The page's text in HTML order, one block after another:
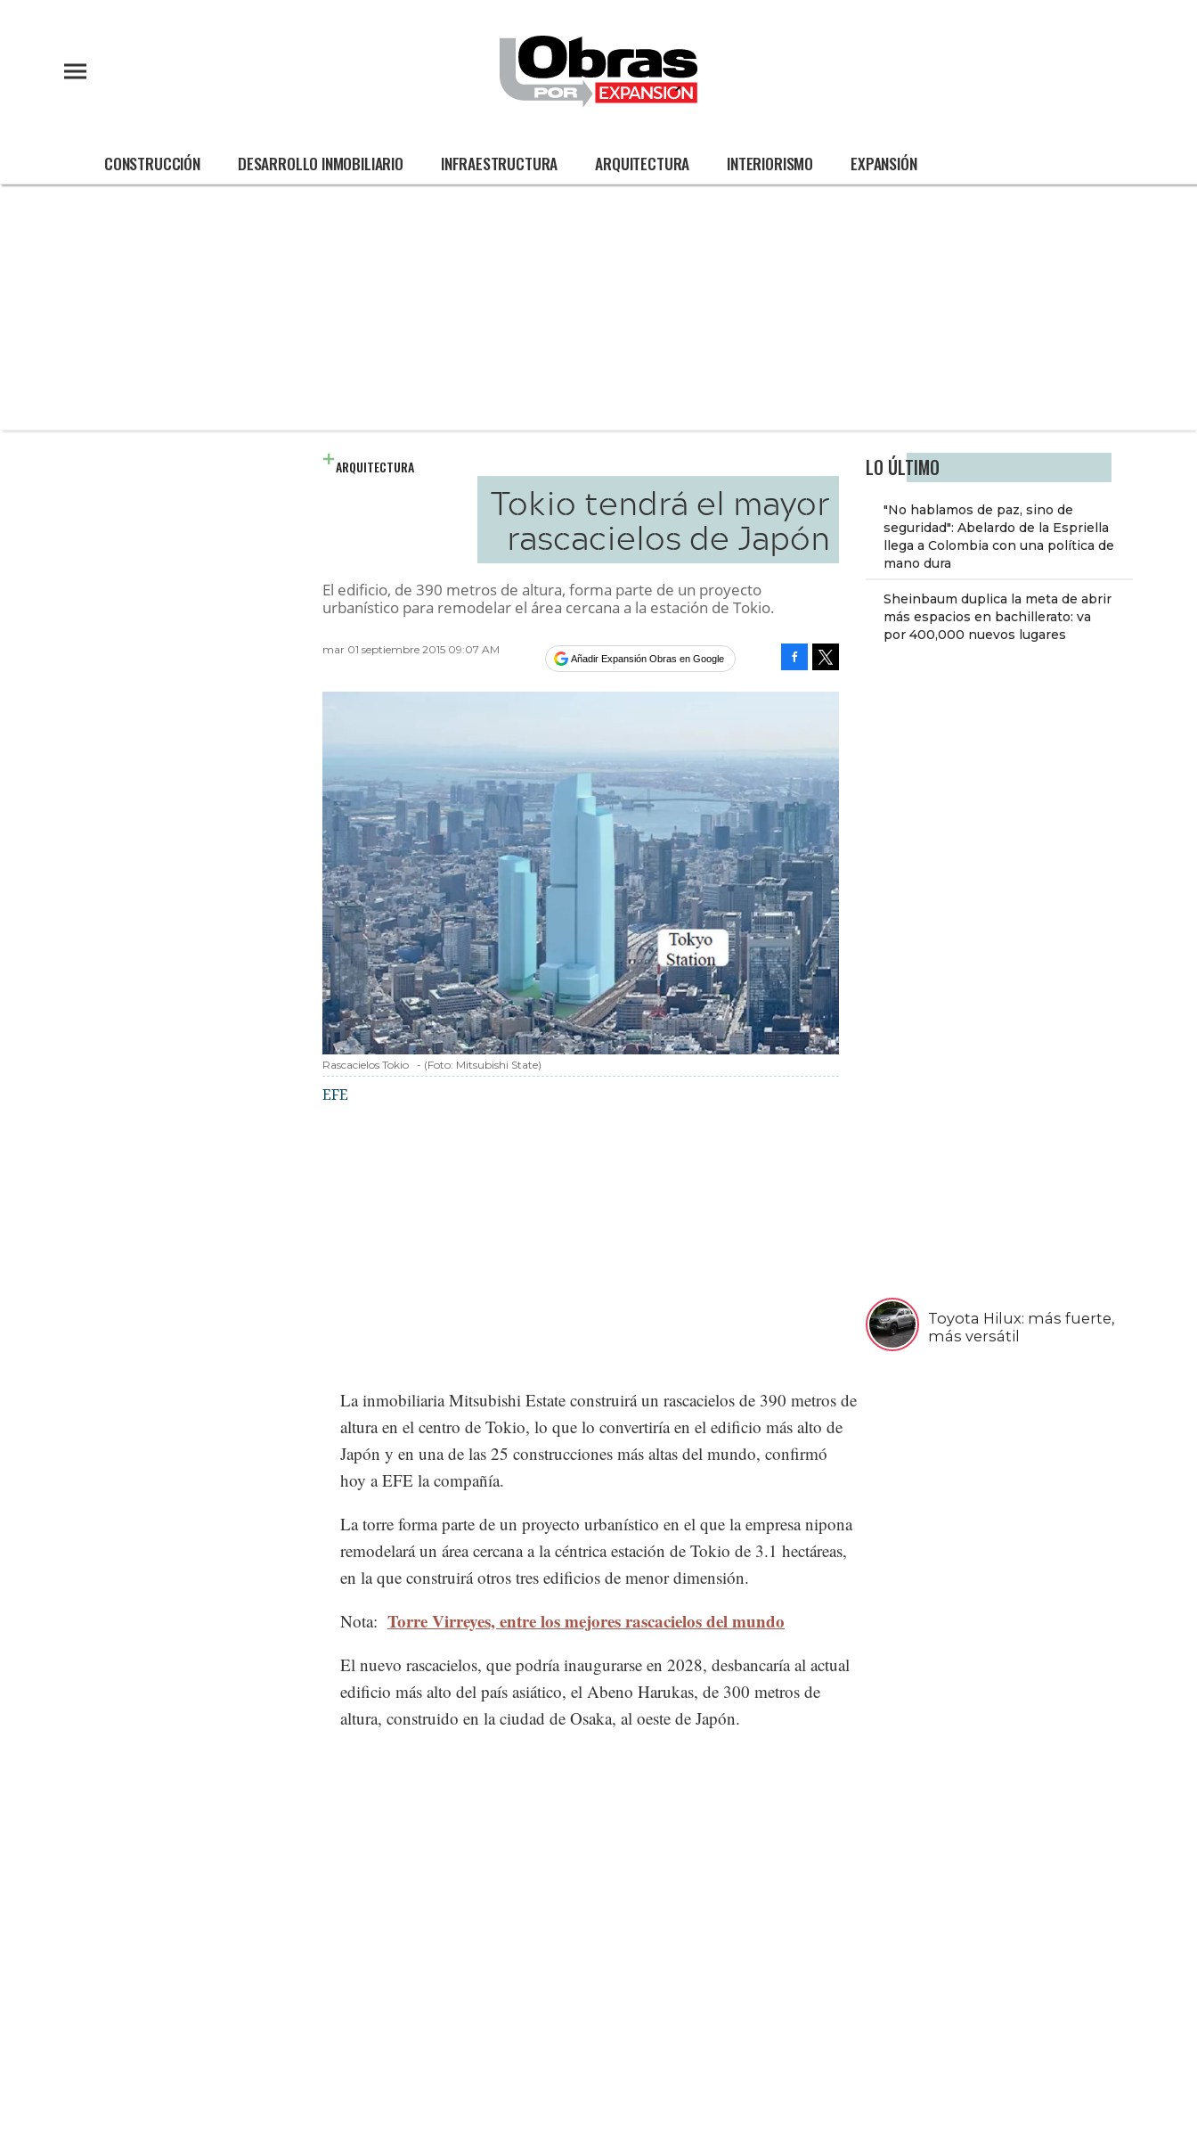
CONSTRUCCIÓN DESARROLLO INMOBILIARIO INFRAESTRUCTURA ARQUITECTURA INTERIORISMO EXPANSIÓN
LO ÚLTIMO
"No hablamos de paz, sino de
seguridad": Abelardo de la Espriella
llega a Colombia con una política de
mano dura
Sheinbaum duplica la meta de abrir
más espacios en bachillerato: va
por 400,000 nuevos lugares
Toyota Hilux: más fuerte,
más versátil
ARQUITECTURA
Tokio tendrá el mayor
rascacielos de Japón
El edificio, de 390 metros de altura, forma parte de un proyecto
urbanístico para remodelar el área cercana a la estación de Tokio.
mar 01 septiembre 2015 09:07 AM
Añadir Expansión Obras en Google
Rascacielos Tokio - (Foto: Mitsubishi State)
EFE
La inmobiliaria Mitsubishi Estate construirá un rascacielos de 390 metros de
altura en el centro de Tokio, lo que lo convertiría en el edificio más alto de
Japón y en una de las 25 construcciones más altas del mundo, confirmó
hoy a EFE la compañía.
La torre forma parte de un proyecto urbanístico en el que la empresa nipona
remodelará un área cercana a la céntrica estación de Tokio de 3.1 hectáreas,
en la que construirá otros tres edificios de menor dimensión.
Nota: Torre Virreyes, entre los mejores rascacielos del mundo
El nuevo rascacielos, que podría inaugurarse en 2028, desbancaría al actual
edificio más alto del país asiático, el Abeno Harukas, de 300 metros de
altura, construido en la ciudad de Osaka, al oeste de Japón.